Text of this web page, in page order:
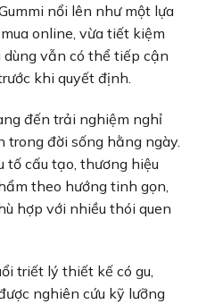
nổi lên như một lựa
online, vừa tiết kiệm
vẫn có thể tiếp cận
khi quyết định.
đến trải nghiệm nghỉ
trong đời sống hằng ngày.
tố cấu tạo, thương hiệu
theo hướng tinh gọn,
hợp với nhiều thói quen
triết lý thiết kế có gu,
nghiên cứu kỹ lưỡng